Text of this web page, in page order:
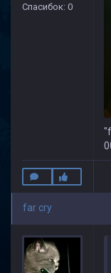
Спасибок: 0
far cry